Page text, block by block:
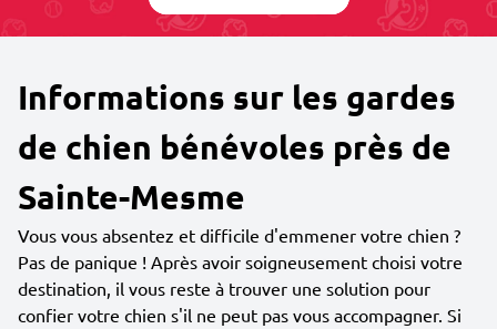
Informations sur les gardes
de chien bénévoles près de
Sainte-Mesme
Vous vous absentez et difficile d'emmener votre chien ?
Pas de panique ! Après avoir soigneusement choisi votre
destination, il vous reste à trouver une solution pour
confier votre chien s'il ne peut pas vous accompagner. Si